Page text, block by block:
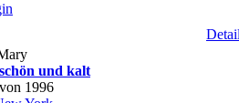
und kalt
1996